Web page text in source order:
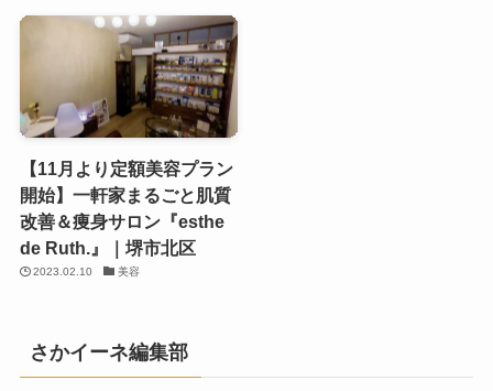
【11月より定額美容プラン
開始】一軒家まるごと肌質
改善＆痩身サロン『esthe
de Ruth.』｜堺市北区
2023.02.10 美容
さかイーネ編集部